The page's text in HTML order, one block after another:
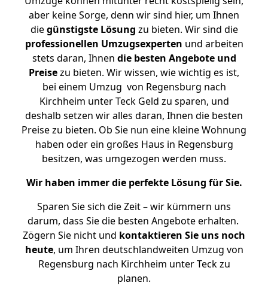
aber keine Sorge, denn wir sind hier, um Ihnen
diegünstigste Lösung zu bieten. Wir sind die
professionellen Umzugsexperten und arbeiten
stets daran, Ihnen die besten Angebote und
Preisezu bieten. Wir wissen, wie wichtig es ist,
bei einem Umzug von Regensburg nach
Kirchheim unter Teck Geld zu sparen, und
deshalb setzen wir alles daran, Ihnen die besten
Preise zu bieten. Ob Sie nun eine kleine Wohnung
haben oder ein großes Haus in Regensburg
besitzen, was umgezogen werden muss.
Wir haben immer die perfekte Lösung für Sie.
Sparen Sie sich die Zeit – wir kümmern uns
darum, dass Sie die besten Angebote erhalten.
Zögern Sie nicht und kontaktieren Sie uns noch
heute, um Ihren deutschlandweiten Umzug von
Regensburg nach Kirchheim unter Teck zu
planen.